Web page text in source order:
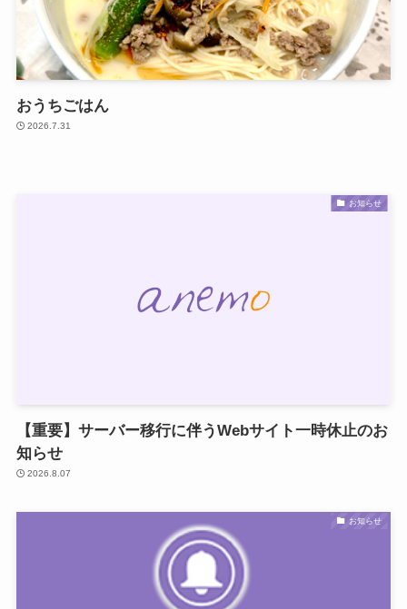
おうちごはん
2026.7.31
お知らせ
【重要】サーバー移行に伴うWebサイト一時休止のお
知らせ
2026.8.07
お知らせ